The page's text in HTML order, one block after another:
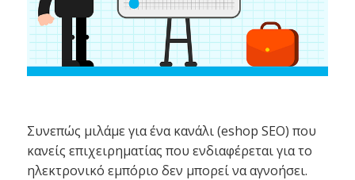
Συνεπώς μιλάμε για ένα κανάλι (eshop SEO) που
κανείς επιχειρηματίας που ενδιαφέρεται για το
ηλεκτρονικό εμπόριο δεν μπορεί να αγνοήσει.